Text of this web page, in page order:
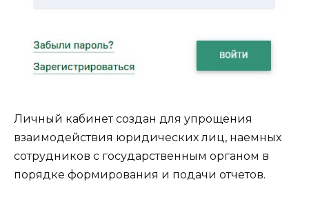
Личный кабинет создан для упрощения
взаимодействия юридических лиц, наемных
сотрудников с государственным органом в
порядке формирования и подачи отчетов.